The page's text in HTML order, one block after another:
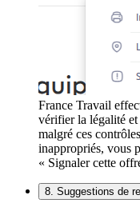
France Travail
vérifier la légalité
malgré ces
inappropriés, vous
« Signaler cette
8. Suggestions de